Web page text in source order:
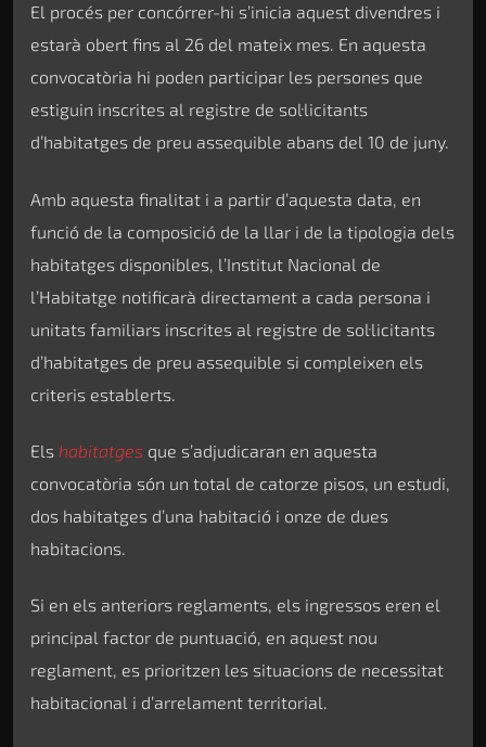
El procés per concórrer-hi s’inicia aquest divendres i
estarà obert fins al 26 del mateix mes. En aquesta
convocatòria hi poden participar les persones que
estiguin inscrites al registre de sol·licitants
d’habitatges de preu assequible abans del 10 de juny.
Amb aquesta finalitat i a partir d’aquesta data, en
funció de la composició de la llar i de la tipologia dels
habitatges disponibles, l’Institut Nacional de
l’Habitatge notificarà directament a cada persona i
unitats familiars inscrites al registre de sol·licitants
d’habitatges de preu assequible si compleixen els
criteris establerts.
Els habitatges que s’adjudicaran en aquesta
convocatòria són un total de catorze pisos, un estudi,
dos habitatges d’una habitació i onze de dues
habitacions.
Si en els anteriors reglaments, els ingressos eren el
principal factor de puntuació, en aquest nou
reglament, es prioritzen les situacions de necessitat
habitacional i d’arrelament territorial.